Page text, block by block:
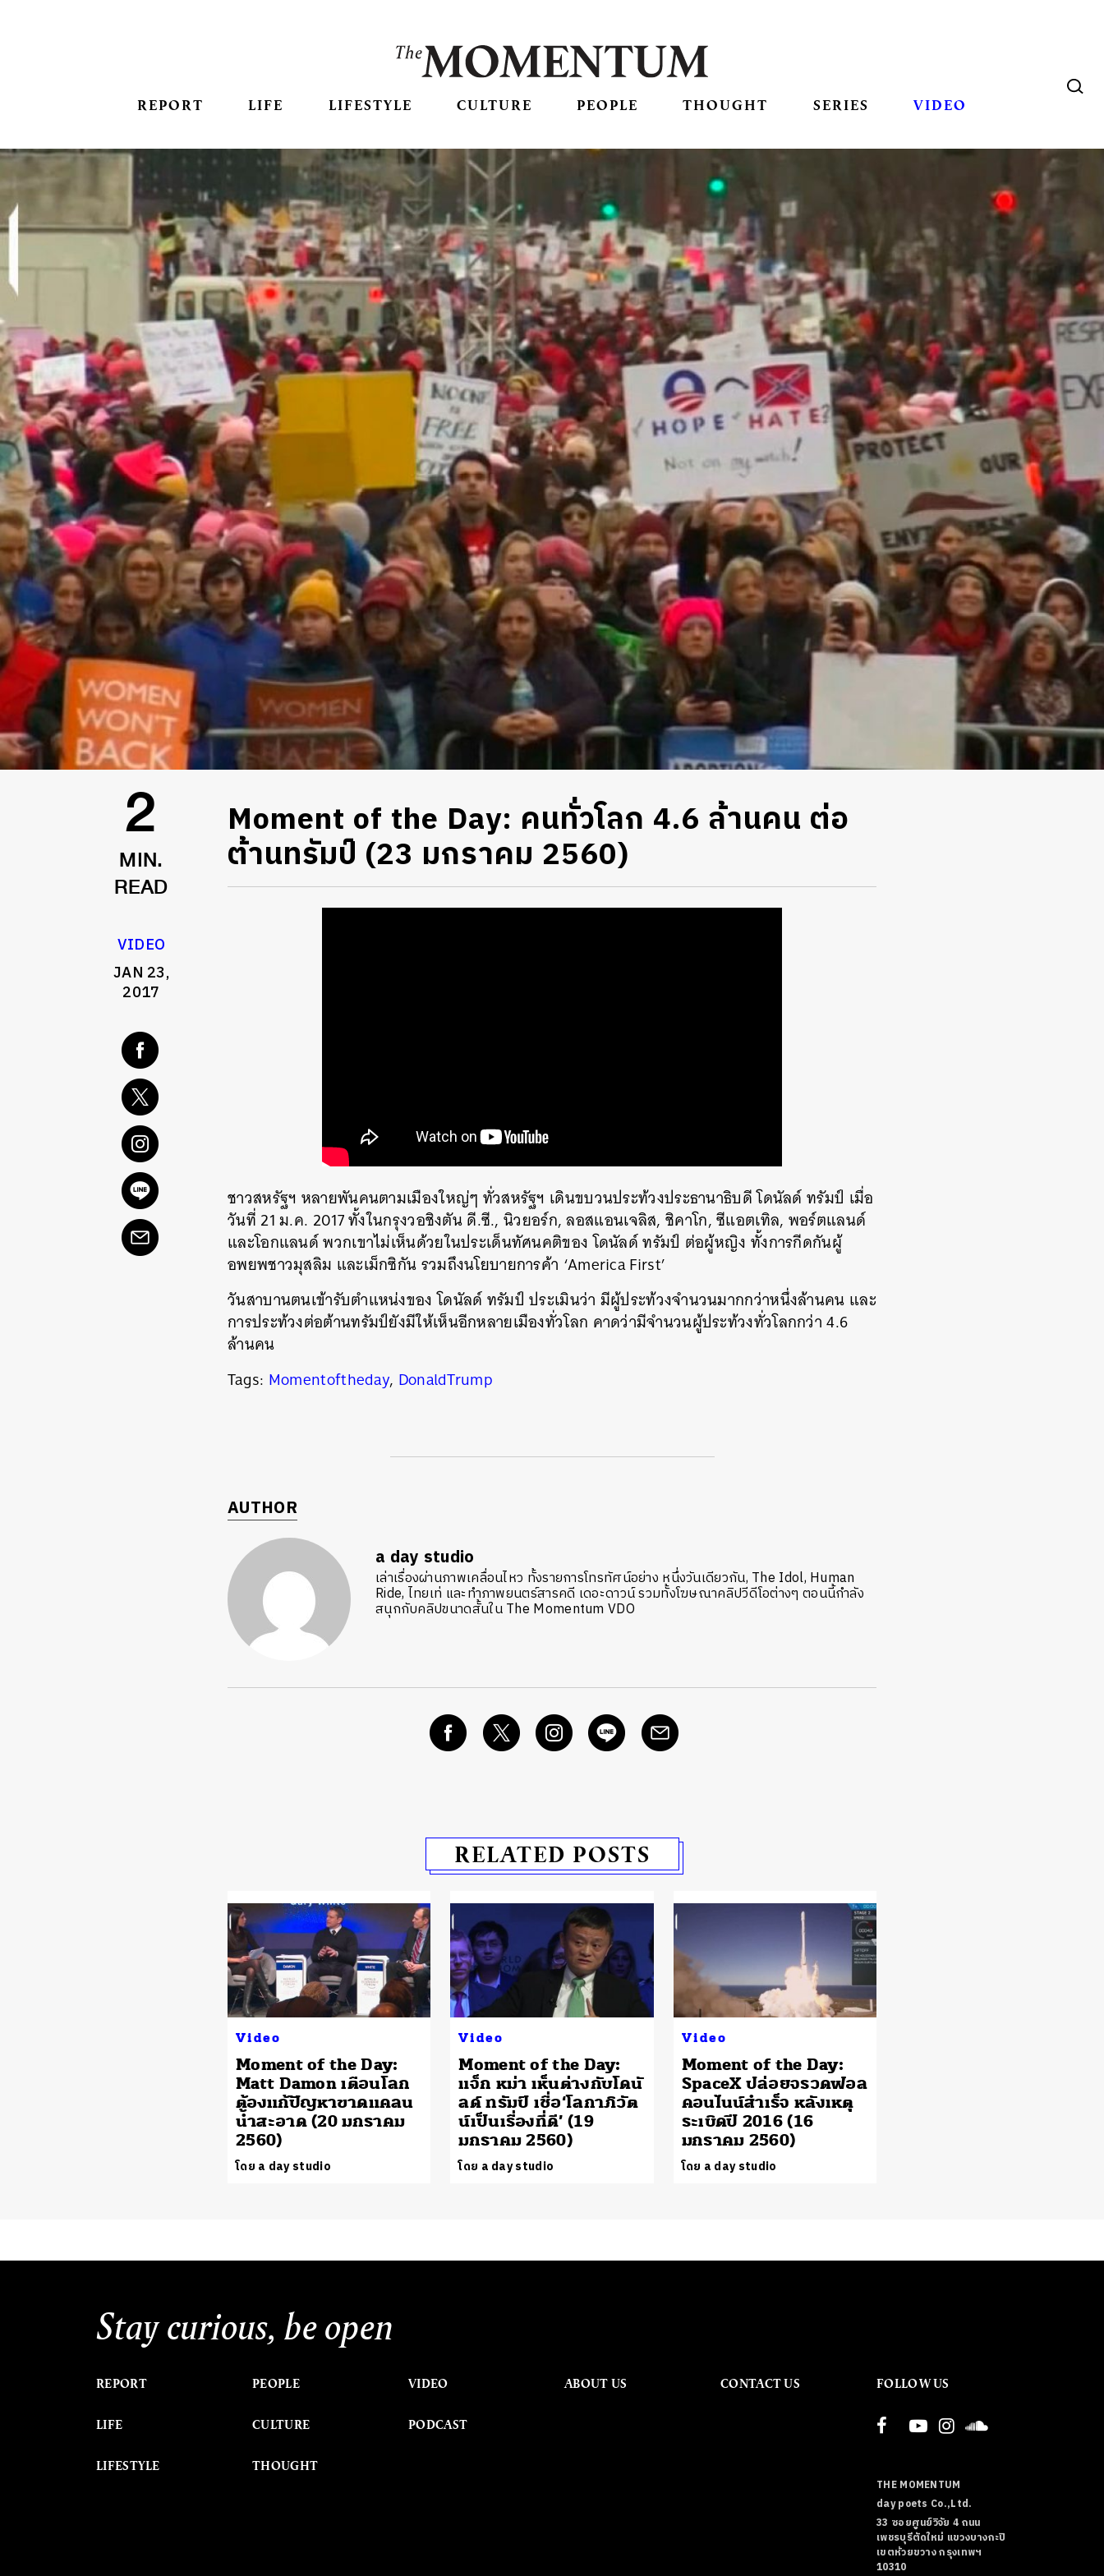
REPORT LIFE LIFESTYLE CULTURE PEOPLE THOUGHT SERIES VIDEO
2
MIN.
READ
VIDEO
JAN 23,
2017
Moment of the Day: คนทั่วโลก 4.6 ล้านคน ต่อ
ต้านทรัมป์ (23 มกราคม 2560)
ชาวสหรัฐฯ หลายพันคนตามเมืองใหญ่ๆ ทั่วสหรัฐฯ เดินขบวนประท้วงประธานาธิบดี โดนัลด์ ทรัมป์ เมื่อ
วันที่ 21 ม.ค. 2017 ทั้งในกรุงวอชิงตัน ดี.ซี., นิวยอร์ก, ลอสแอนเจลิส, ชิคาโก, ซีแอตเทิล, พอร์ตแลนด์
และโอกแลนด์ พวกเขาไม่เห็นด้วยในประเด็นทัศนคติของ โดนัลด์ ทรัมป์ ต่อผู้หญิง ทั้งการกีดกันผู้
อพยพชาวมุสลิม และเม็กซิกัน รวมถึงนโยบายการค้า ‘America First’
วันสาบานตนเข้ารับตำแหน่งของ โดนัลด์ ทรัมป์ ประเมินว่า มีผู้ประท้วงจำนวนมากกว่าหนึ่งล้านคน และ
การประท้วงต่อต้านทรัมป์ยังมีให้เห็นอีกหลายเมืองทั่วโลก คาดว่ามีจำนวนผู้ประท้วงทั่วโลกกว่า 4.6
ล้านคน
Tags: Momentoftheday, DonaldTrump
AUTHOR
a day studio
เล่าเรื่องผ่านภาพเคลื่อนไหว ทั้งรายการโทรทัศน์อย่าง หนึ่งวันเดียวกัน, The Idol, Human
Ride, ไทยเท่ และทำภาพยนตร์สารคดี เดอะดาวน์ รวมทั้งโฆษณาคลิปวีดีโอต่างๆ ตอนนี้กำลัง
สนุกกับคลิปขนาดสั้นใน The Momentum VDO
RELATED POSTS
Video
Moment of the Day:
Matt Damon เตือนโลก
ต้องแก้ปัญหาขาดแคลน
น้ำสะอาด (20 มกราคม
2560)
โดย a day studio
Video
Moment of the Day:
แจ็ก หม่า เห็นต่างกับโดนั
ลด์ ทรัมป์ เชื่อ‘โลกาภิวัต
น์เป็นเรื่องที่ดี’ (19
มกราคม 2560)
โดย a day studio
Video
Moment of the Day:
SpaceX ปล่อยจรวดฟอล
คอนไนน์สำเร็จ หลังเหตุ
ระเบิดปี 2016 (16
มกราคม 2560)
โดย a day studio
Stay curious, be open
REPORT
LIFE
LIFESTYLE
PEOPLE
CULTURE
THOUGHT
VIDEO
PODCAST
ABOUT US CONTACT US FOLLOW US
THE MOMENTUM
day poets Co.,Ltd.
33 ซอยศูนย์วิจัย 4 ถนน
เพชรบุรีตัดใหม่ แขวงบางกะปิ
เขตห้วยขวาง กรุงเทพฯ
10310
ค้นหา